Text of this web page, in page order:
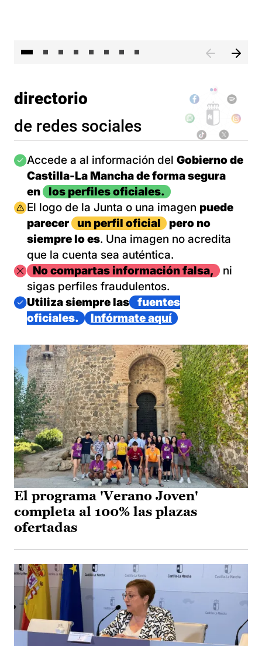
directorio
de redes sociales
Imagen
Accede a al información del Gobierno de
Castilla-La Mancha de forma segura
en
los perfiles oficiales.
Imagen
El logo de la Junta o una imagen puede
parecer
un perfil oficial
pero no
siempre lo es. Una imagen no acredita
que la cuenta sea auténtica.
ImagenNo compartas información falsa,
ni
sigas perfiles fraudulentos.
Imagen
Utiliza siempre las
fuentes
oficiales.
Infórmate aquí
El programa 'Verano Joven'
completa al 100% las plazas
ofertadas